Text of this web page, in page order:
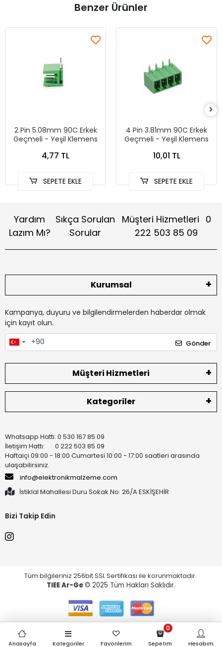
Benzer Ürünler
2 Pin 5.08mm 90C Erkek
Geçmeli - Yeşil Klemens
4,77 TL
SEPETE EKLE
4 Pin 3.81mm 90C Erkek
Geçmeli - Yeşil Klemens
10,01 TL
SEPETE EKLE
Yardım
Lazım Mı?
Sıkça Sorulan
Sorular
Müşteri Hizmetleri 0
222 503 85 09
Kurumsal
Kampanya, duyuru ve bilgilendirmelerden haberdar olmak
için kayıt olun.
Gönder
Müşteri Hizmetleri
Kategoriler
Whatsapp Hattı: 0 530 167 85 09
İletişim Hattı: 0 222 503 85 09
Haftaiçi 09:00 - 18:00 Cumartesi 10:00 - 17:00 saatleri arasında
ulaşabilirsiniz.
info@elektronikmalzeme.com
İstiklal Mahallesi Duru Sokak No: 26/A ESKİŞEHİR
Bizi Takip Edin
Tüm bilgileriniz 256bit SSL Sertifikası ile korunmaktadır.
TIEE Ar-Ge© 2025 Tüm Hakları Saklıdır.
Anasayfa Kategoriler Favorilerim Sepetim
0
Hesabım